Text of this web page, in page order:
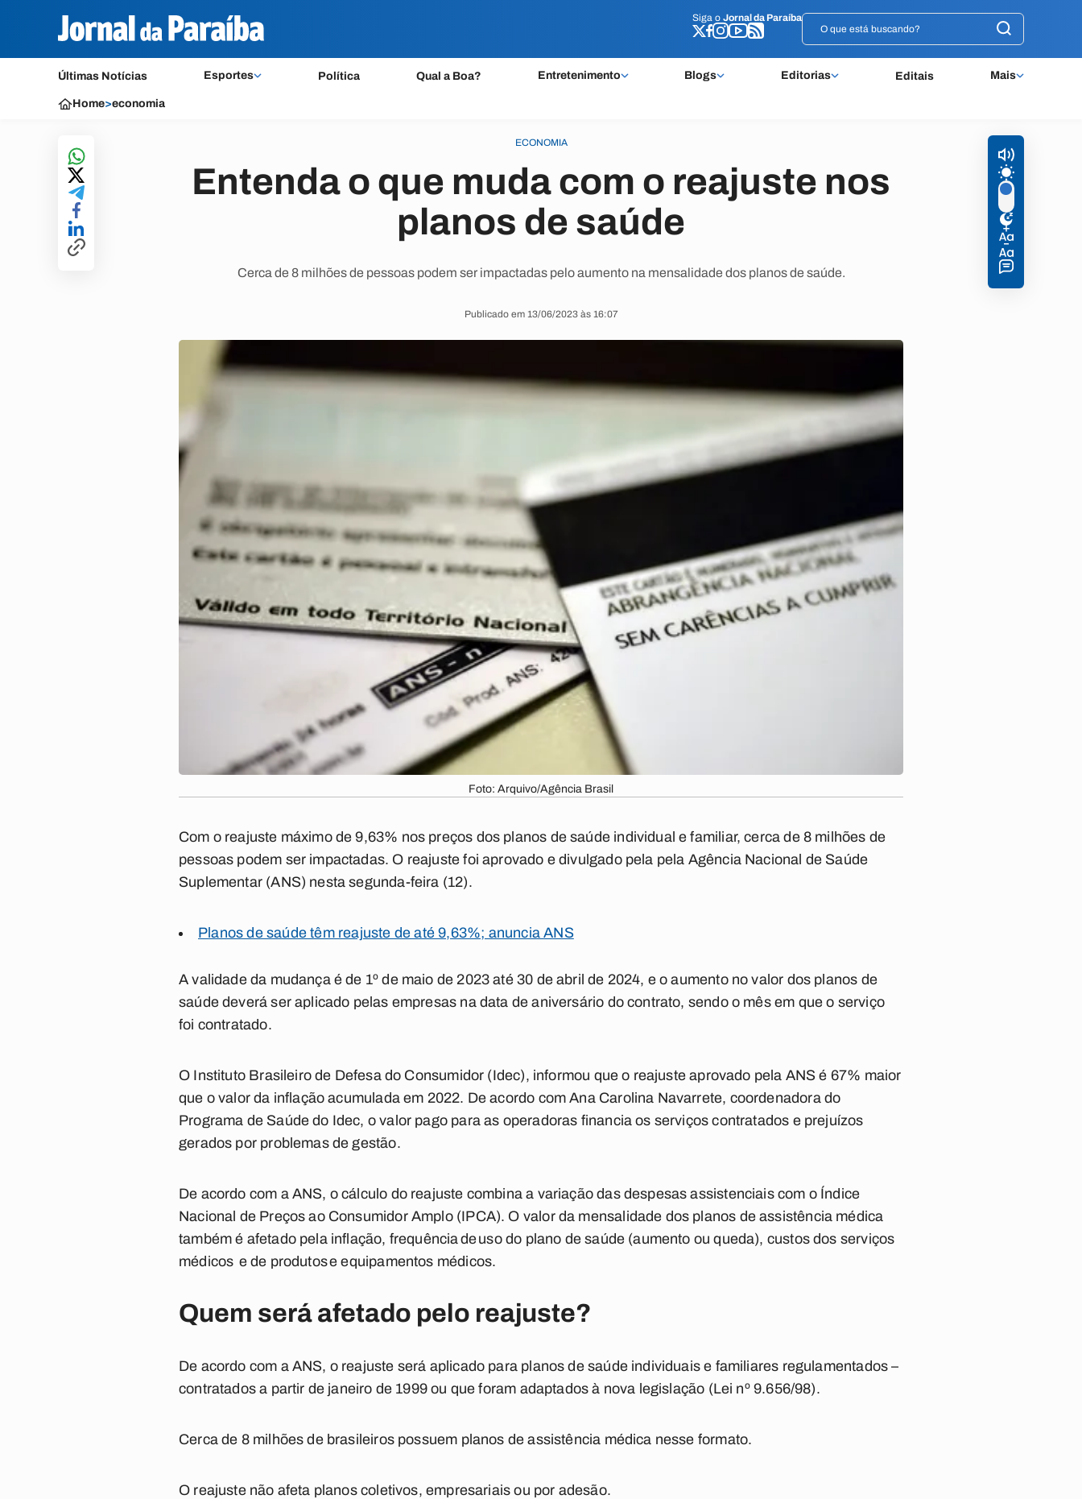
Siga o Jornal da Paraíba
Últimas Notícias Esportes Política Qual a Boa? Entretenimento Blogs Editorias Editais Mais
Siga o Jornal da Paraíba
Home>economia
ECONOMIA
Entenda o que muda com o reajuste nos
planos de saúde
Cerca de 8 milhões de pessoas podem ser impactadas pelo aumento na mensalidade dos planos de saúde.
Publicado em 13/06/2023 às 16:07
Foto: Arquivo/Agência Brasil
Com o reajuste máximo de 9,63% nos preços dos planos de saúde individual e familiar, cerca de 8 milhões de
pessoas podem ser impactadas. O reajuste foi aprovado e divulgado pela pela Agência Nacional de Saúde
Suplementar (ANS) nesta segunda-feira (12).
Planos de saúde têm reajuste de até 9,63%; anuncia ANS
A validade da mudança é de 1º de maio de 2023 até 30 de abril de 2024, e o aumento no valor dos planos de
saúde deverá ser aplicado pelas empresas na data de aniversário do contrato, sendo o mês em que o serviço
foi contratado.
O Instituto Brasileiro de Defesa do Consumidor (Idec), informou que o reajuste aprovado pela ANS é 67% maior
que o valor da inflação acumulada em 2022. De acordo com Ana Carolina Navarrete, coordenadora do
Programa de Saúde do Idec, o valor pago para as operadoras financia os serviços contratados e prejuízos
gerados por problemas de gestão.
De acordo com a ANS, o cálculo do reajuste combina a variação das despesas assistenciais com o Índice
Nacional de Preços ao Consumidor Amplo (IPCA). O valor da mensalidade dos planos de assistência médica
também é afetado pela inflação, frequência de uso do plano de saúde (aumento ou queda), custos dos serviços
médicos e de produtos e equipamentos médicos.
Quem será afetado pelo reajuste?
De acordo com a ANS, o reajuste será aplicado para planos de saúde individuais e familiares regulamentados –
contratados a partir de janeiro de 1999 ou que foram adaptados à nova legislação (Lei nº 9.656/98).
Cerca de 8 milhões de brasileiros possuem planos de assistência médica nesse formato.
O reajuste não afeta planos coletivos, empresariais ou por adesão.